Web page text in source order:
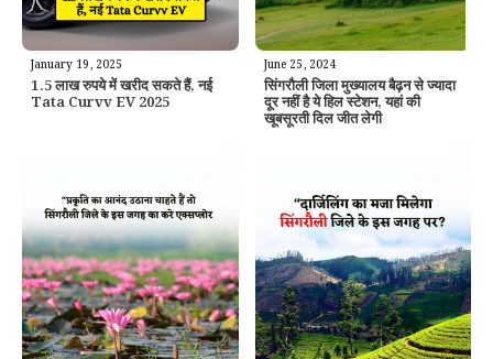
January 19, 2025
1.5 लाख रुपये में खरीद सकते हैं, नई
Tata Curvv EV 2025
June 25, 2024
सिंगरौली जिला मुख्यालय बैढ़न से ज्यादा
दूर नहीं है ये हिल स्टेशन, यहां की
खूबसूरती दिल जीत लेगी